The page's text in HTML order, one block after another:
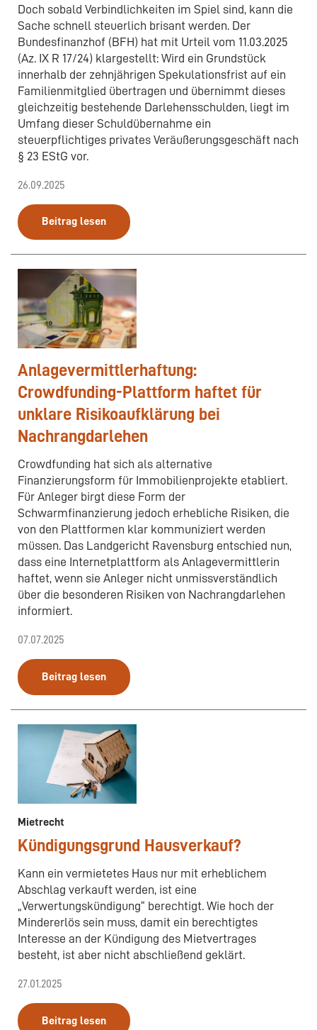
Doch sobald Verbindlichkeiten im Spiel sind, kann die
Sache schnell steuerlich brisant werden. Der
Bundesfinanzhof (BFH) hat mit Urteil vom 11.03.2025
(Az. IX R 17/24) klargestellt: Wird ein Grundstück
innerhalb der zehnjährigen Spekulationsfrist auf ein
Familienmitglied übertragen und übernimmt dieses
gleichzeitig bestehende Darlehensschulden, liegt im
Umfang dieser Schuldübernahme ein
steuerpflichtiges privates Veräußerungsgeschäft nach
§ 23 EStG vor.
26.09.2025
Beitrag lesen
Anlagevermittlerhaftung:
Crowdfunding-Plattform haftet für
unklare Risikoaufklärung bei
Nachrangdarlehen
Crowdfunding hat sich als alternative
Finanzierungsform für Immobilienprojekte etabliert.
Für Anleger birgt diese Form der
Schwarmfinanzierung jedoch erhebliche Risiken, die
von den Plattformen klar kommuniziert werden
müssen. Das Landgericht Ravensburg entschied nun,
dass eine Internetplattform als Anlagevermittlerin
haftet, wenn sie Anleger nicht unmissverständlich
über die besonderen Risiken von Nachrangdarlehen
informiert.
07.07.2025
Beitrag lesen
Mietrecht
Kündigungsgrund Hausverkauf?
Kann ein vermietetes Haus nur mit erheblichem
Abschlag verkauft werden, ist eine
„Verwertungskündigung“ berechtigt. Wie hoch der
Mindererlös sein muss, damit ein berechtigtes
Interesse an der Kündigung des Mietvertrages
besteht, ist aber nicht abschließend geklärt.
27.01.2025
Beitrag lesen